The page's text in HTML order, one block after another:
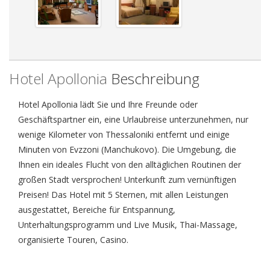
Hotel Apollonia Beschreibung
Hotel Apollonia lädt Sie und Ihre Freunde oder
Geschäftspartner ein, eine Urlaubreise unterzunehmen, nur
wenige Kilometer von Thessaloniki entfernt und einige
Minuten von Evzzoni (Manchukovo). Die Umgebung, die
Ihnen ein ideales Flucht von den alltäglichen Routinen der
großen Stadt versprochen! Unterkunft zum vernünftigen
Preisen! Das Hotel mit 5 Sternen, mit allen Leistungen
ausgestattet, Bereiche für Entspannung,
Unterhaltungsprogramm und Live Musik, Thai-Massage,
organisierte Touren, Casino.